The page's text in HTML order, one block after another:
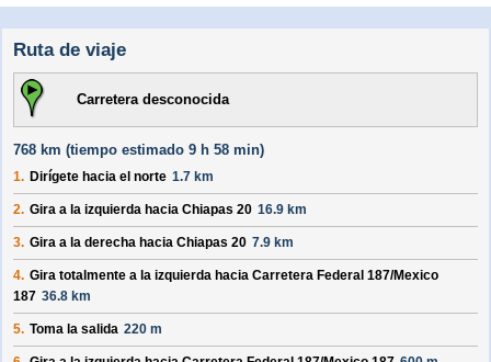
Ruta de viaje
Carretera desconocida
768 km (tiempo estimado 9 h 58 min)
1. Dirígete hacia el norte 1.7 km
2. Gira a la izquierda hacia Chiapas 20 16.9 km
3. Gira a la derecha hacia Chiapas 20 7.9 km
4. Gira totalmente a la izquierda hacia Carretera Federal 187/Mexico
187 36.8 km
5. Toma la salida 220 m